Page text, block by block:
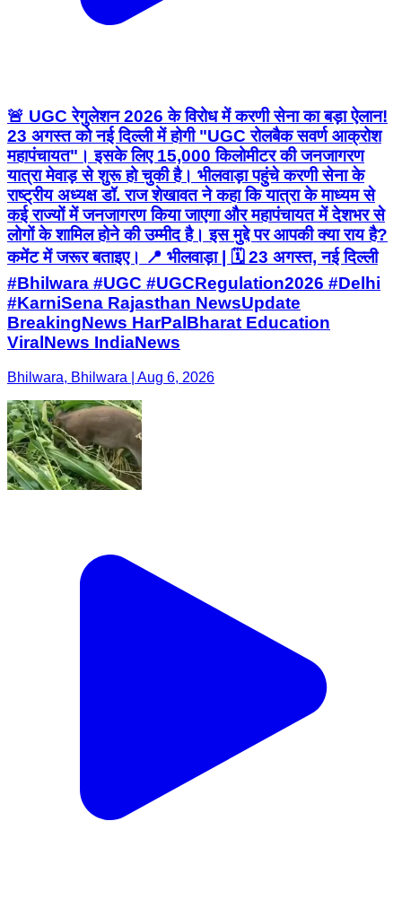
🚨 UGC रेगुलेशन 2026 के विरोध में करणी सेना का बड़ा ऐलान!
23 अगस्त को नई दिल्ली में होगी "UGC रोलबैक सवर्ण आक्रोश
महापंचायत"। इसके लिए 15,000 किलोमीटर की जनजागरण
यात्रा मेवाड़ से शुरू हो चुकी है। भीलवाड़ा पहुंचे करणी सेना के
राष्ट्रीय अध्यक्ष डॉ. राज शेखावत ने कहा कि यात्रा के माध्यम से
कई राज्यों में जनजागरण किया जाएगा और महापंचायत में देशभर से
लोगों के शामिल होने की उम्मीद है। इस मुद्दे पर आपकी क्या राय है?
कमेंट में जरूर बताइए। 📍 भीलवाड़ा | 🗓️ 23 अगस्त, नई दिल्ली
#Bhilwara #UGC #UGCRegulation2026 #Delhi
#KarniSena Rajasthan NewsUpdate
BreakingNews HarPalBharat Education
ViralNews IndiaNews
Bhilwara, Bhilwara | Aug 6, 2026